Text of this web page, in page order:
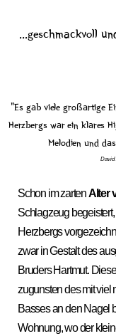
...geschmackvoll
"Es gab viele großartige
Herzbergs war ein klares
Melodien und
David
Schon im zartenAlter
Schlagzeug
Herzbergs
zwar in Gestalt des
Bruders Hartmut.
zugunsten des mit viel
Basses an den Nagel
Wohnung, wo der